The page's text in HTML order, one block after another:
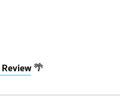
🌴